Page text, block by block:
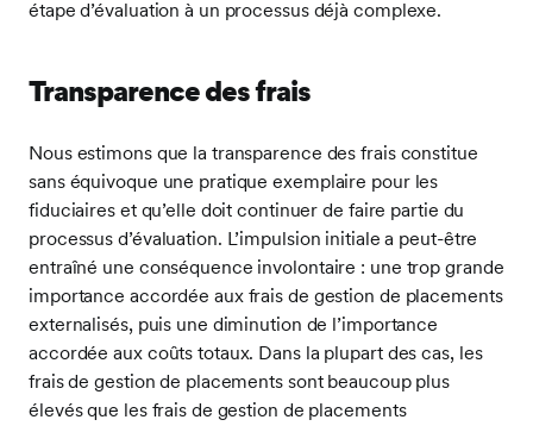
étape d’évaluation à un processus déjà complexe.
Transparence des frais
Nous estimons que la transparence des frais constitue
sans équivoque une pratique exemplaire pour les
fiduciaires et qu’elle doit continuer de faire partie du
processus d’évaluation. L’impulsion initiale a peut-être
entraîné une conséquence involontaire : une trop grande
importance accordée aux frais de gestion de placements
externalisés, puis une diminution de l’importance
accordée aux coûts totaux. Dans la plupart des cas, les
frais de gestion de placements sont beaucoup plus
élevés que les frais de gestion de placements